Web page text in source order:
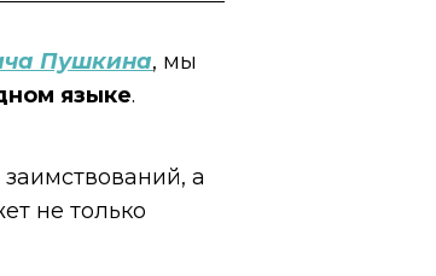
Пушкина, мы
языке.
а
не только